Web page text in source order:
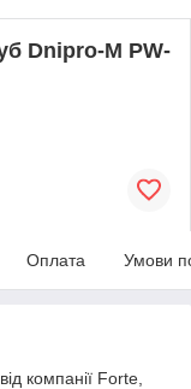
Dnipro-M PW-
Оплата Умови
компанії Forte,